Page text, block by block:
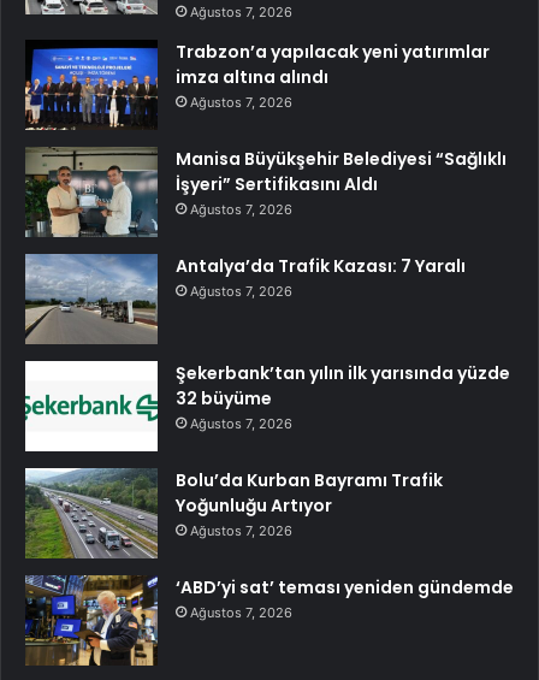
Ağustos 7, 2026
Trabzon’a yapılacak yeni yatırımlar
imza altına alındı
Ağustos 7, 2026
Manisa Büyükşehir Belediyesi “Sağlıklı
İşyeri” Sertifikasını Aldı
Ağustos 7, 2026
Antalya’da Trafik Kazası: 7 Yaralı
Ağustos 7, 2026
Şekerbank’tan yılın ilk yarısında yüzde
32 büyüme
Ağustos 7, 2026
Bolu’da Kurban Bayramı Trafik
Yoğunluğu Artıyor
Ağustos 7, 2026
‘ABD’yi sat’ teması yeniden gündemde
Ağustos 7, 2026